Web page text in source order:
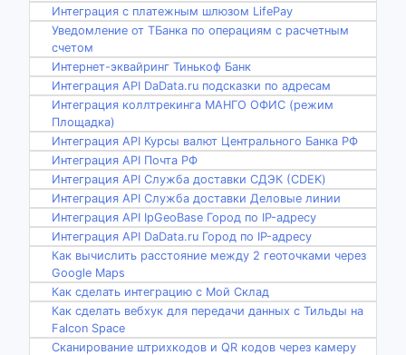
Интеграция с платежным шлюзом LifePay
Уведомление от ТБанка по операциям с расчетным
счетом
Интернет-эквайринг Тинькоф Банк
Интеграция API DaData.ru подсказки по адресам
Интеграция коллтрекинга МАНГО ОФИС (режим
Площадка)
Интеграция API Курсы валют Центрального Банка РФ
Интеграция API Почта РФ
Интеграция API Служба доставки СДЭК (CDEK)
Интеграция API Служба доставки Деловые линии
Интеграция API IpGeoBase Город по IP-адресу
Интеграция API DaData.ru Город по IP-адресу
Как вычислить расстояние между 2 геоточками через
Google Maps
Как сделать интеграцию с Мой Склад
Как сделать вебхук для передачи данных с Тильды на
Falcon Space
Сканирование штрихкодов и QR кодов через камеру